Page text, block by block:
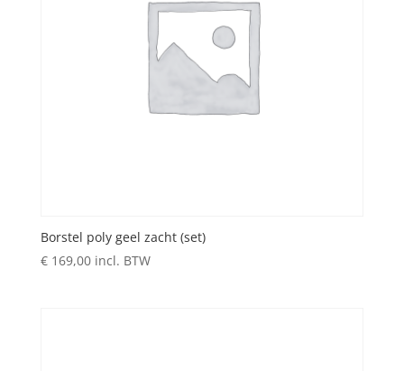
Borstel poly geel zacht (set)
€169,00 incl. BTW